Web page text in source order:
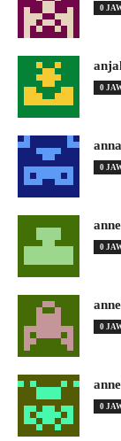
0
0
0
0
0
0